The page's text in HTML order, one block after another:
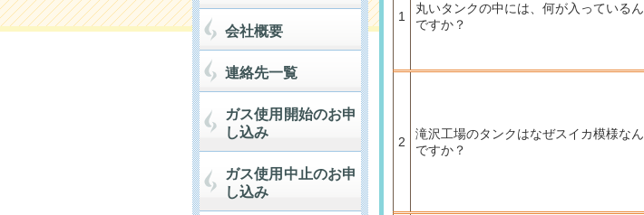
会社概要
連絡先一覧
ガス使用開始のお申
し込み
ガス使用中止のお申
し込み
1
丸いタンクの中には、何が入っているん
ですか？
2
滝沢工場のタンクはなぜスイカ模様なん
ですか？